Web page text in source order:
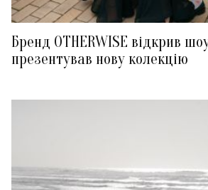
Бренд OTHERWISE відкрив
презентував нову колекцію